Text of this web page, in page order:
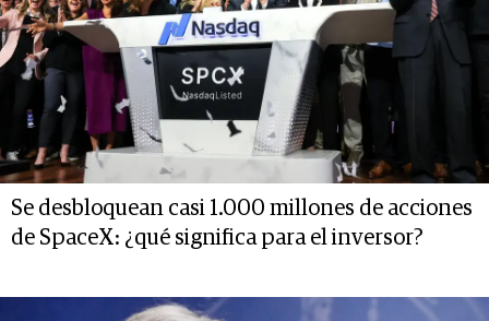
Se desbloquean casi 1.000 millones de acciones
de SpaceX: ¿qué significa para el inversor?